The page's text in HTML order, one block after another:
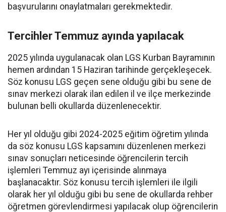
başvurularını onaylatmaları gerekmektedir.
Tercihler Temmuz ayında yapılacak
2025 yılında uygulanacak olan LGS Kurban Bayramının
hemen ardından 15 Haziran tarihinde gerçekleşecek.
Söz konusu LGS geçen sene olduğu gibi bu sene de
sınav merkezi olarak ilan edilen il ve ilçe merkezinde
bulunan belli okullarda düzenlenecektir.
Her yıl olduğu gibi 2024-2025 eğitim öğretim yılında
da söz konusu LGS kapsamını düzenlenen merkezi
sınav sonuçları neticesinde öğrencilerin tercih
işlemleri Temmuz ayı içerisinde alınmaya
başlanacaktır. Söz konusu tercih işlemleri ile ilgili
olarak her yıl olduğu gibi bu sene de okullarda rehber
öğretmen görevlendirmesi yapılacak olup öğrencilerin